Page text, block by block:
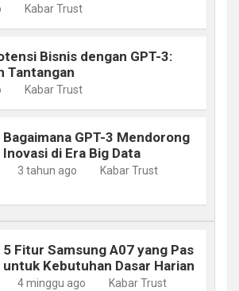
Kabar Trust
Bisnis dengan GPT-3:
Tantangan
Kabar Trust
Bagaimana GPT-3 Mendorong
Inovasi di Era Big Data
3 tahun ago Kabar Trust
5 Fitur Samsung A07 yang Pas
untuk Kebutuhan Dasar Harian
4 minggu ago Kabar Trust